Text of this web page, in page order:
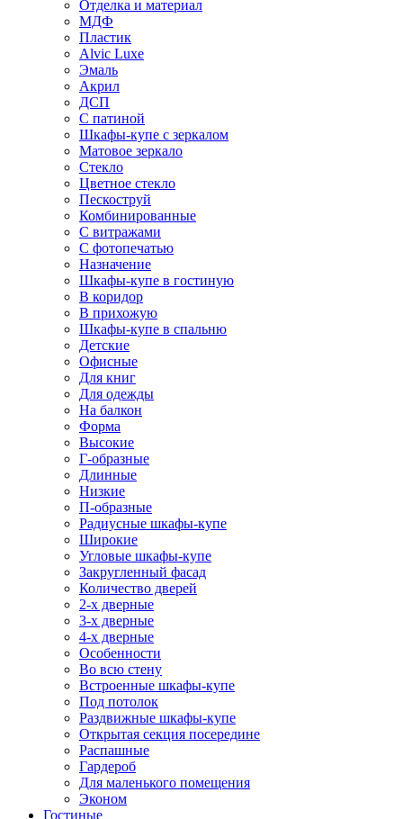
Отделка и материал
МДФ
Пластик
Alvic Luxe
Эмаль
Акрил
ДСП
С патиной
Шкафы-купе с зеркалом
Матовое зеркало
Стекло
Цветное стекло
Пескоструй
Комбинированные
С витражами
С фотопечатью
Назначение
Шкафы-купе в гостиную
В коридор
В прихожую
Шкафы-купе в спальню
Детские
Офисные
Для книг
Для одежды
На балкон
Форма
Высокие
Г-образные
Длинные
Низкие
П-образные
Радиусные шкафы-купе
Широкие
Угловые шкафы-купе
Закругленный фасад
Количество дверей
2-х дверные
3-х дверные
4-х дверные
Особенности
Во всю стену
Встроенные шкафы-купе
Под потолок
Раздвижные шкафы-купе
Открытая секция посередине
Распашные
Гардероб
Для маленького помещения
Эконом
Гостиные